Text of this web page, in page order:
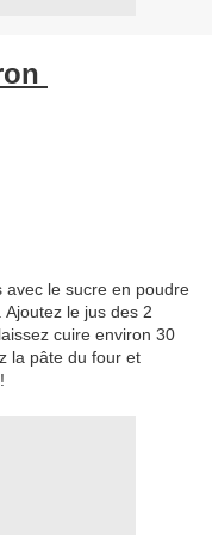
avec le sucre en poudre
le jus des 2
cuire environ 30
la pâte du four et